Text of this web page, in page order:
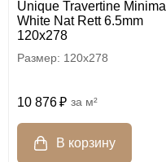
Unique Travertine Minimal
White Nat Rett 6.5mm
120x278
120x278
10 876 м²